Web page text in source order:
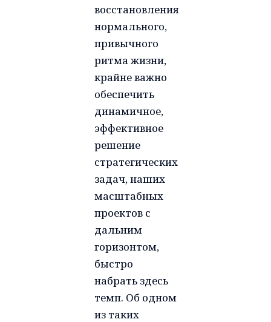
восстановления
нормального,
привычного
ритма жизни,
крайне важно
обеспечить
динамичное,
эффективное
решение
стратегических
задач, наших
масштабных
проектов с
дальним
горизонтом,
быстро
набрать здесь
темп. Об одном
из таких